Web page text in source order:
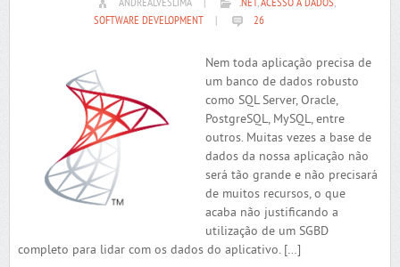
ANDREALVESLIMA .NET,ACESSO A DADOS,
SOFTWARE DEVELOPMENT
26
Nem toda aplicação precisa de
um banco de dados robusto
como SQL Server, Oracle,
PostgreSQL, MySQL, entre
outros. Muitas vezes a base de
dados da nossa aplicação não
será tão grande e não precisará
de muitos recursos, o que
acaba não justificando a
utilização de um SGBD
completo para lidar com os dados do aplicativo. […]